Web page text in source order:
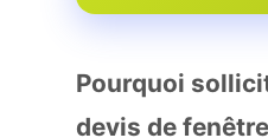
Pourquoi
devis de